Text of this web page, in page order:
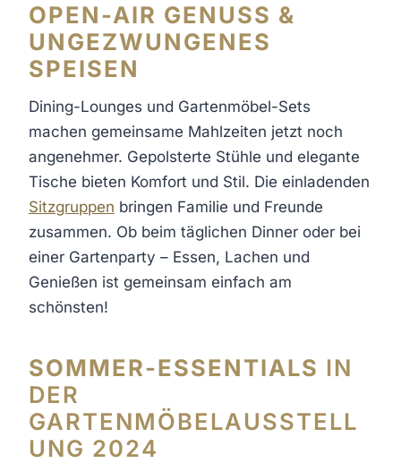
OPEN-AIR GENUSS &
UNGEZWUNGENES
SPEISEN
Dining-Lounges und Gartenmöbel-Sets
machen gemeinsame Mahlzeiten jetzt noch
angenehmer. Gepolsterte Stühle und elegante
Tische bieten Komfort und Stil. Die einladenden
Sitzgruppen bringen Familie und Freunde
zusammen. Ob beim täglichen Dinner oder bei
einer Gartenparty – Essen, Lachen und
Genießen ist gemeinsam einfach am
schönsten!
SOMMER-ESSENTIALS IN
DER
GARTENMÖBELAUSSTELL
UNG 2024